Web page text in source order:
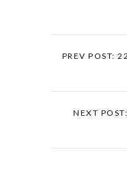
PREV POST:
NEXT